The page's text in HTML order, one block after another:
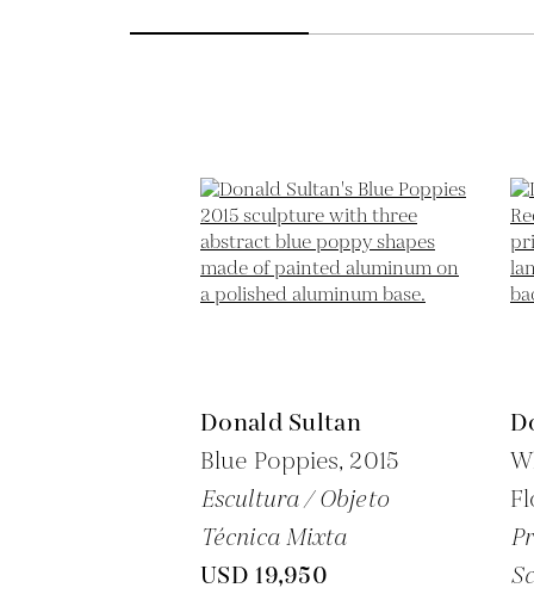
Donald Sultan
Blue Poppies, 2015
Escultura / Objeto
Técnica Mixta
USD 19,950